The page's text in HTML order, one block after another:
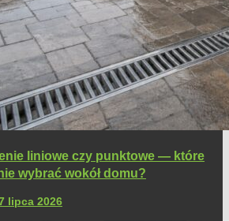
liniowe czy punktowe — które
wybrać wokół domu?
lipca 2026